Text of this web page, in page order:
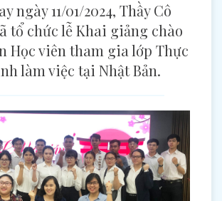
ngày 11/01/2024, Thầy Cô
tổ chức lễ Khai giảng chào
Học viên tham gia lớp Thực
làm việc tại Nhật Bản.